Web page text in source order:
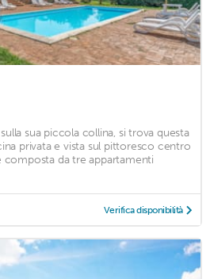
sua piccola collina, si trova questa
privata e vista sul pittoresco centro
composta da tre appartamenti
Verifica disponibilità